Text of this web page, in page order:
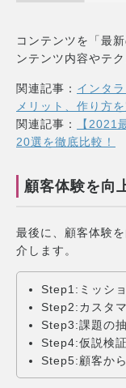
コンテンツを「最
ンテンツ内容やテ
関連記事： インタ
メリット、作り方を
関連記事：
【2021
20選を徹底比較！
顧客体験を向
最後に、顧客体験
介します。
Step1:ミッシ
Step2:カスタ
Step3:課題の
Step4:仮説検
Step5:顧客か